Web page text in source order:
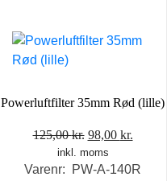
Powerluftfilter 35mm Rød (lille)
125,00kr. Den
oprindelige
pris
98,00 kr.
pris
inkl. moms
Varenr: PW-A-140R